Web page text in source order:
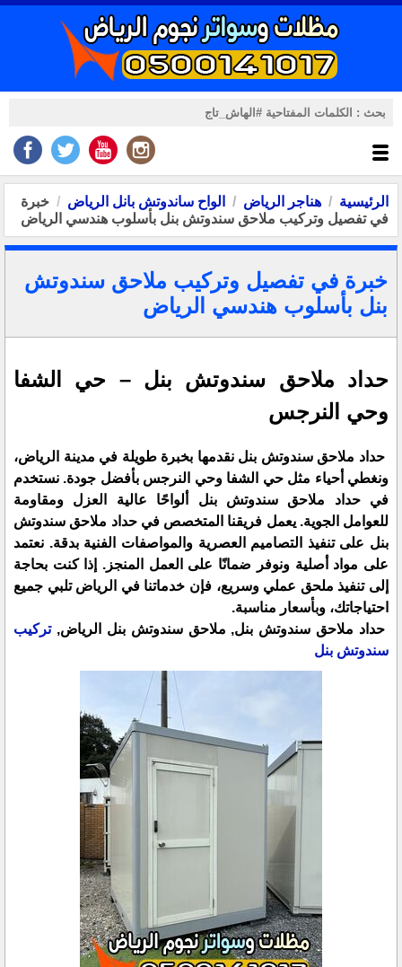
الرئيسية هناجر الرياض الواح ساندوتش بانل الرياض
خبرة
في تفصيل وتركيب ملاحق سندوتش بنل بأسلوب هندسي الرياض
خبرة في تفصيل وتركيب ملاحق سندوتش
بنل بأسلوب هندسي الرياض
حداد ملاحق سندوتش بنل – حي الشفا
وحي النرجس
حداد ملاحق سندوتش بنل نقدمها بخبرة طويلة في مدينة الرياض،
ونغطي أحياء مثل حي الشفا وحي النرجس بأفضل جودة. نستخدم
في حداد ملاحق سندوتش بنل ألواحًا عالية العزل ومقاومة
للعوامل الجوية. يعمل فريقنا المتخصص في حداد ملاحق سندوتش
بنل على تنفيذ التصاميم العصرية والمواصفات الفنية بدقة. نعتمد
على مواد أصلية ونوفر ضمانًا على العمل المنجز. إذا كنت بحاجة
إلى تنفيذ ملحق عملي وسريع، فإن خدماتنا في الرياض تلبي جميع
احتياجاتك، وبأسعار مناسبة.
حداد ملاحق سندوتش بنل, ملاحق سندوتش بنل الرياض,تركيب
سندوتش بنل